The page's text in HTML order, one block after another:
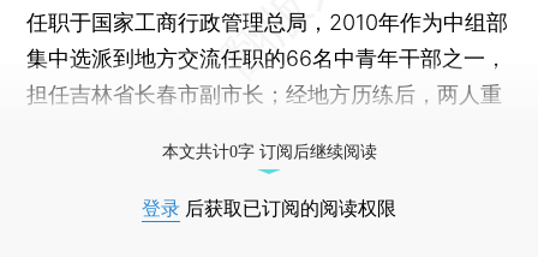
任职于国家工商行政管理总局，2010年作为中组部
集中选派到地方交流任职的66名中青年干部之一，
担任吉林省长春市副市长；经地方历练后，两人重
本文共计0字 订阅后继续阅读
登录 后获取已订阅的阅读权限